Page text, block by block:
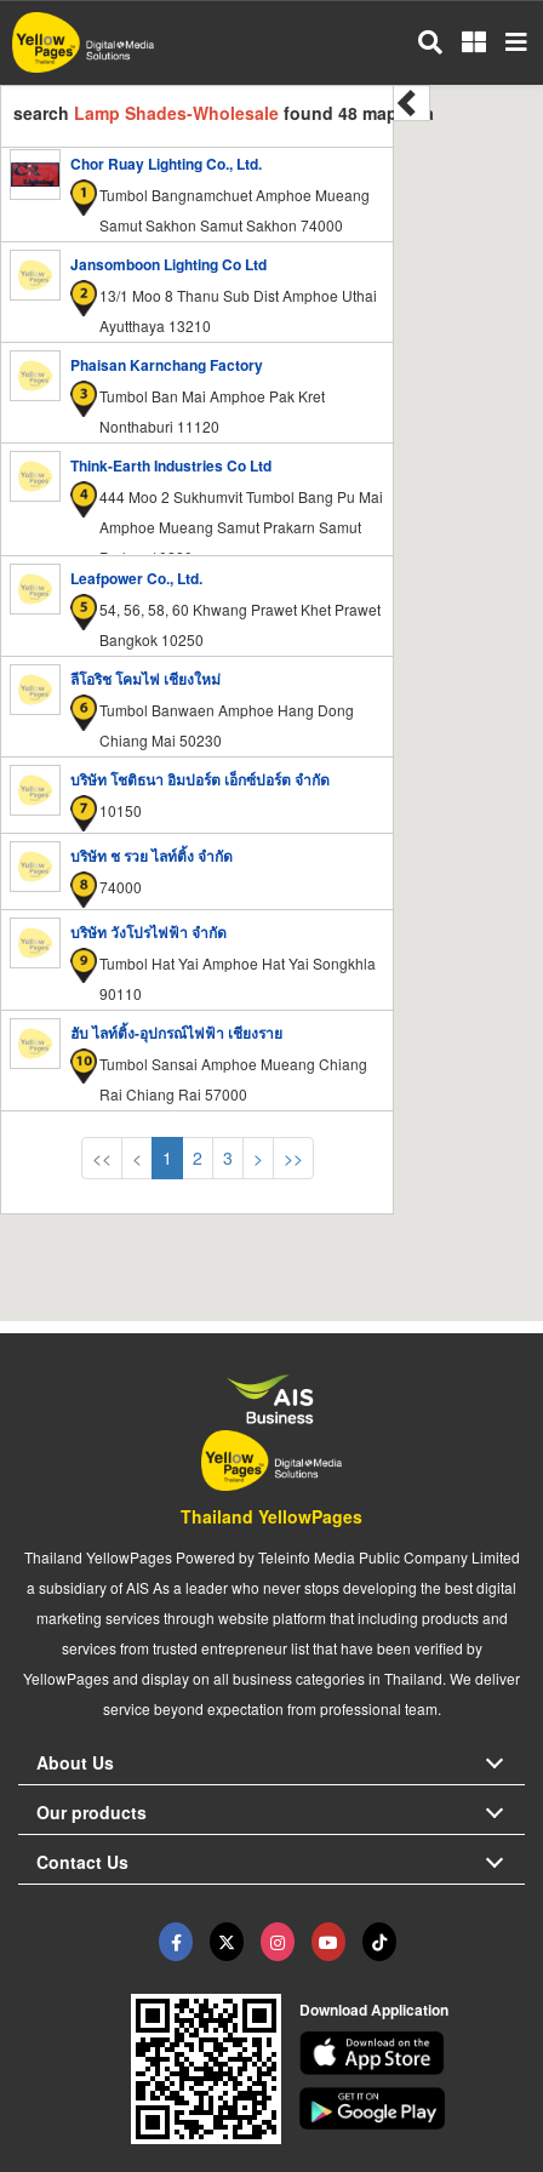
Skip
to
main
content
search Lamp Shades-Wholesale found 48 mapdata
Chor Ruay Lighting Co., Ltd.
Tumbol Bangnamchuet Amphoe Mueang
Samut Sakhon Samut Sakhon 74000
Jansomboon Lighting Co Ltd
13/1 Moo 8 Thanu Sub Dist Amphoe Uthai
Ayutthaya 13210
Phaisan Karnchang Factory
Tumbol Ban Mai Amphoe Pak Kret
Nonthaburi 11120
Think-Earth Industries Co Ltd
444 Moo 2 Sukhumvit Tumbol Bang Pu Mai
Amphoe Mueang Samut Prakarn Samut
Prakan 10280
Leafpower Co., Ltd.
54, 56, 58, 60 Khwang Prawet Khet Prawet
Bangkok 10250
ลีโอริช โคมไฟ เชียงใหม่
Tumbol Banwaen Amphoe Hang Dong
Chiang Mai 50230
บริษัท โชติธนา อิมปอร์ต เอ็กซ์ปอร์ต จำกัด
10150
บริษัท ช รวย ไลท์ติ้ง จำกัด
74000
บริษัท วังโปรไฟฟ้า จำกัด
Tumbol Hat Yai Amphoe Hat Yai Songkhla
90110
ฮับ ไลท์ติ้ง-อุปกรณ์ไฟฟ้า เชียงราย
Tumbol Sansai Amphoe Mueang Chiang
Rai Chiang Rai 57000
<< < 1 2 3 > >>
Thailand YellowPages
Thailand YellowPages Powered by Teleinfo Media Public Company Limited
a subsidiary of AIS As a leader who never stops developing the best digital
marketing services through website platform that including products and
services from trusted entrepreneur list that have been verified by
YellowPages and display on all business categories in Thailand. We deliver
service beyond expectation from professional team.
About Us
Our products
Contact Us
Download Application